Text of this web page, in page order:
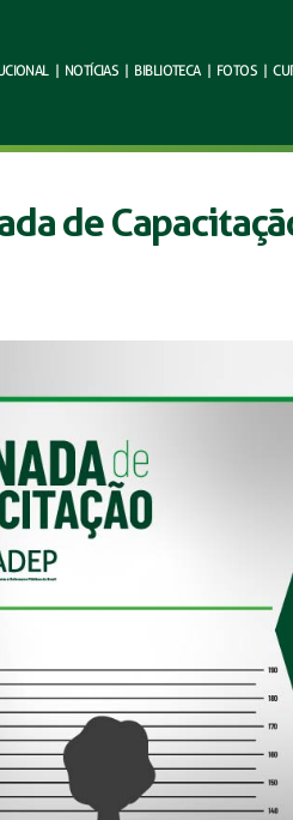
| NOTÍCIAS | BIBLIOTECA | FOTOS |
de